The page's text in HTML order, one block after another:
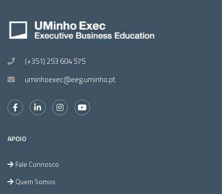
(+351) 253 604 575
uminhoexec@eeg.uminho.pt
APOIO
Fale Connosco
Quem Somos